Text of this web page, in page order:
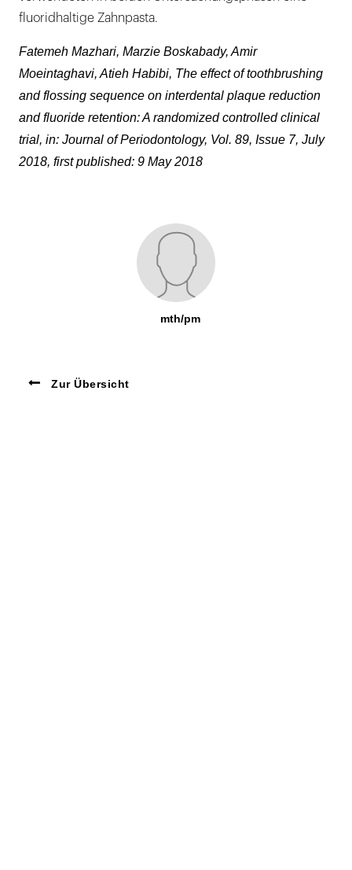
fluoridhaltige Zahnpasta.
Fatemeh Mazhari, Marzie Boskabady, Amir
Moeintaghavi, Atieh Habibi, The effect of toothbrushing
and flossing sequence on interdental plaque reduction
and fluoride retention: A randomized controlled clinical
trial, in: Journal of Periodontology, Vol. 89, Issue 7, July
2018, first published: 9 May 2018
mth/pm
Zur Übersicht